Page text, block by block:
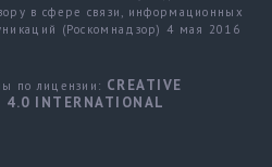
в сфере связи, информационных
(Роскомнадзор) 4 мая 2016
по лицензии: CREATIVE
4.0 INTERNATIONAL